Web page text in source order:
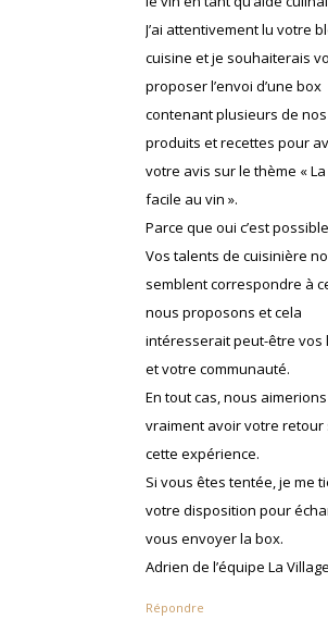
J’ai attentivement lu votre
cuisine et je souhaiterais
proposer l’envoi d’une box
contenant plusieurs de nos
produits et recettes pour
votre avis sur le thème «
facile au vin ».
Parce que oui c’est
Vos talents de cuisinière
semblent correspondre à
nous proposons et cela
intéresserait peut-être vos
et votre communauté.
En tout cas, nous aimerions
vraiment avoir votre retour
cette expérience.
Si vous êtes tentée, je me
votre disposition pour
vous envoyer la box.
Adrien de l’équipe La
Répondre